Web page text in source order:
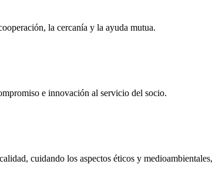
la cercanía y la ayuda mutua.
e innovación al servicio del socio.
cuidando los aspectos éticos y